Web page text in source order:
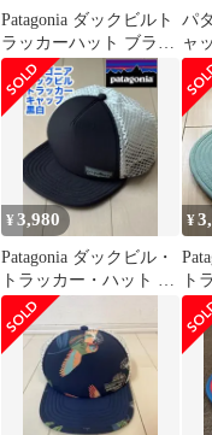
Patagonia ダックビルト
ラッカーハット ブラッ
ク
パ
ャ
ビ
¥3,980
Patagonia ダックビル・
トラッカー・ハット 黒
白
¥
ト